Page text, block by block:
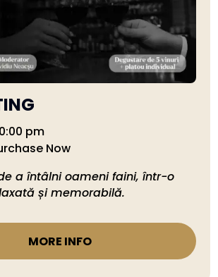
pm
Now
a întâlni oameni faini, într-o
MORE INFO